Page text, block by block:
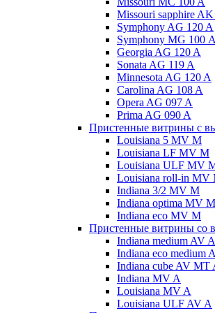
Missouri sapphire AK
Symphony AG 120 A
Symphony MG 100 А
Georgia AG 120 A
Sonata AG 119 A
Minnesota AG 120 A
Carolina AG 108 A
Opera AG 097 A
Prima AG 090 A
Пристенные витрины с
Louisiana 5 MV M
Louisiana LF MV M
Louisiana ULF MV
Louisiana roll-in MV
Indiana 3/2 MV M
Indiana optima MV M
Indiana eco MV M
Пристенные витрины со
Indiana medium AV A
Indiana eco medium
Indiana cube AV MT
Indiana MV A
Louisiana MV A
Louisiana ULF AV A